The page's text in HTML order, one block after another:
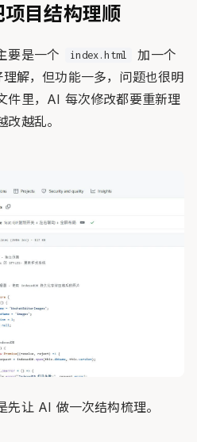
目结构理顺
要是一个 index.html 加一个
解，但功能一多，问题也很明
件里，AI 每次修改都要重新理
越乱。
让 AI 做一次结构梳理。